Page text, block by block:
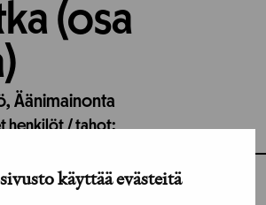
käyttää evästeitä
(osa
Äänimainonta
henkilöt / tahot:
GRAFIA RY